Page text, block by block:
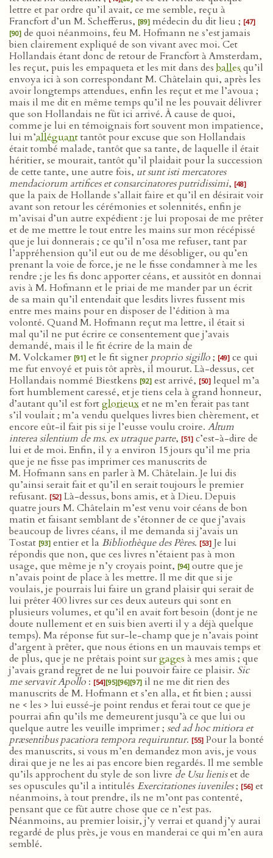
lettre et par ordre qu’il avait, ce me semble, reçu à
Francfort d’un M. Schefferus, [89] médecin du dit lieu ; [47]
[90] de quoi néanmoins, feu M. Hofmann ne s’est jamais
bien clairement expliqué de son vivant avec moi. Cet
Hollandais étant donc de retour de Francfort à Amsterdam,
les reçut, puis les empaqueta et les mit dans desballesqu’il
envoya ici à son correspondant M. Châtelain qui, après les
avoir longtemps attendues, enfin les reçut et me l’avoua ;
mais il me dit en même temps qu’il ne les pouvait délivrer
que son Hollandais ne fût ici arrivé. À cause de quoi,
comme je lui en témoignais fort souvent mon impatience,
lui m’alléguanttantôt pour excuse que son Hollandais
était tombé malade, tantôt que sa tante, de laquelle il était
héritier, se mourait, tantôt qu’il plaidait pour la succession
de cette tante, une autre fois, ut sunt isti mercatores
mendaciorum artifices et consarcinatores putridissimi, [48]
que la paix de Hollande s’allait faire et qu’il en désirait voir
avant son retour les cérémonies et solennités, enfin je
m’avisai d’un autre expédient : je lui proposai de me prêter
et de me mettre le tout entre les mains sur mon récépissé
que je lui donnerais ; ce qu’il n’osa me refuser, tant par
l’appréhension qu’il eut ou de me désobliger, ou qu’en
prenant la voie de force, je ne le fisse condamner à me les
rendre ; je les fis donc apporter céans, et aussitôt en donnai
avis à M. Hofmann et le priai de me mander par un écrit
de sa main qu’il entendait que lesdits livres fussent mis
entre mes mains pour en disposer de l’édition à ma
volonté. Quand M. Hofmann reçut ma lettre, il était si
mal qu’il ne put écrire ce consentement que j’avais
demandé, mais il le fit écrire de la main de
M. Volckamer [91] et le fit signer proprio sigillo; [49] ce qui
me fut envoyé et puis tôt après, il mourut. Là-dessus, cet
Hollandais nommé Biestkens [92] est arrivé, [50] lequel m’a
fort humblement caressé, et je tiens cela à grand honneur,
d’autant qu’il est fortglorieuxet ne m’en ferait pas tant
s’il voulait ; m’a vendu quelques livres bien chèrement, et
encore eût-il fait pis si je l’eusse voulu croire. Altum
interea silentium de ms. ex utraque parte, [51] c’est-à-dire de
lui et de moi. Enfin, il y a environ 15 jours qu’il me pria
que je ne fisse pas imprimer ces manuscrits de
M. Hofmann sans en parler à M. Châtelain. Je lui dis
qu’ainsi serait fait et qu’il en serait toujours le premier
refusant. [52] Là-dessus, bons amis, et à Dieu. Depuis
quatre jours M. Châtelain m’est venu voir céans de bon
matin et faisant semblant de s’étonner de ce que j’avais
beaucoup de livres céans, il me demanda si j’avais un
Tostat [93] entier et la Bibliothèque des Pères. [53] Je lui
répondis que non, que ces livres n’étaient pas à mon
usage, que même je n’y croyais point, [94] outre que je
n’avais point de place à les mettre. Il me dit que si je
voulais, je pourrais lui faire un grand plaisir qui serait de
lui prêter 400 livres sur ces deux auteurs qui sont en
plusieurs volumes, et qu’il en avait fort besoin (dont je ne
doute nullement et en suis bien averti il y a déjà quelque
temps). Ma réponse fut sur-le-champ que je n’avais point
d’argent à prêter, que nous étions en un mauvais temps et
de plus, que je ne prêtais point surgages à mes amis ; que
j’avais grand regret de ne lui pouvoir faire ce plaisir. Sic
me servavit Apollo : [54][95][96][97] il ne me dit rien des
manuscrits de M. Hofmann et s’en alla, et fit bien ; aussi
ne < les > lui eussé-je point rendus et ferai tout ce que je
pourrai afin qu’ils me demeurent jusqu’à ce que lui ou
quelque autre les veuille imprimer ; sed ad hoc mitiora et
præsentibus pacatiora tempora requiruntur. [55] Pour la bonté
des manuscrits, si vous m’en demandez mon avis, je vous
dirai que je ne les ai pas encore bien regardés. Il me semble
qu’ils approchent du style de son livre de Usu lieniset de
ses opuscules qu’il a intitulés Exercitationes iuveniles; [56] et
néanmoins, à tout prendre, ils ne m’ont pas contenté,
pensant que ce fût autre chose que ce n’est pas.
Néanmoins, au premier loisir, j’y verrai et quand j’y aurai
regardé de plus près, je vous en manderai ce qui m’en aura
semblé.